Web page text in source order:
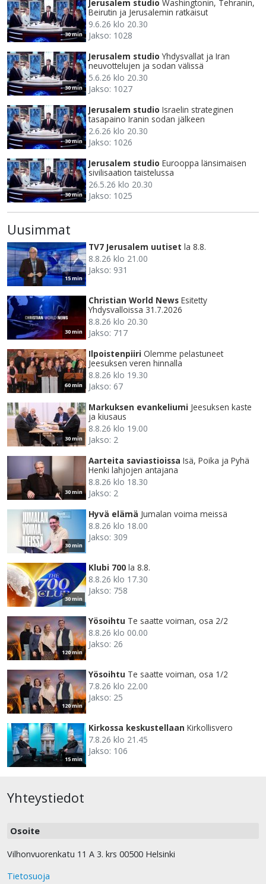
30 min
Jerusalem studio Washingtonin, Tehranin,
Beirutin ja Jerusalemin ratkaisut
9.6.26 klo 20.30
Jakso: 1028
30 min
Jerusalem studio Yhdysvallat ja Iran
neuvottelujen ja sodan välissä
5.6.26 klo 20.30
Jakso: 1027
30 min
Jerusalem studio Israelin strateginen
tasapaino Iranin sodan jälkeen
2.6.26 klo 20.30
Jakso: 1026
30 min
Jerusalem studio Eurooppa länsimaisen
sivilisaation taistelussa
26.5.26 klo 20.30
Jakso: 1025
Uusimmat
15 min
TV7 Jerusalem uutiset la 8.8.
8.8.26 klo 21.00
Jakso: 931
30 min
Christian World News Esitetty
Yhdysvalloissa 31.7.2026
8.8.26 klo 20.30
Jakso: 717
60 min
Ilpoistenpiiri Olemme pelastuneet
Jeesuksen veren hinnalla
8.8.26 klo 19.30
Jakso: 67
30 min
Markuksen evankeliumi Jeesuksen kaste
ja kiusaus
8.8.26 klo 19.00
Jakso: 2
30 min
Aarteita saviastioissa Isä, Poika ja Pyhä
Henki lahjojen antajana
8.8.26 klo 18.30
Jakso: 2
30 min
Hyvä elämä Jumalan voima meissä
8.8.26 klo 18.00
Jakso: 309
30 min
Klubi 700 la 8.8.
8.8.26 klo 17.30
Jakso: 758
120 min
Yösoihtu Te saatte voiman, osa 2/2
8.8.26 klo 00.00
Jakso: 26
120 min
Yösoihtu Te saatte voiman, osa 1/2
7.8.26 klo 22.00
Jakso: 25
15 min
Kirkossa keskustellaan Kirkollisvero
7.8.26 klo 21.45
Jakso: 106
Yhteystiedot
Osoite
Vilhonvuorenkatu 11 A 3. krs 00500 Helsinki
Tietosuoja